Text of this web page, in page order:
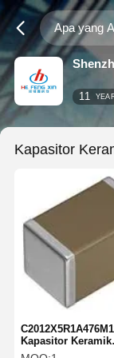
11
Kapasitor
Kapasitor Keramik
Multilapis 47 UF